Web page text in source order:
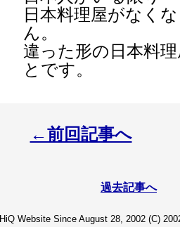
日本料理屋がなく
ん。
違った形の日本料
とです。
←前回記事へ
過去記事へ
HiQ Website Since August 28, 2002 (C)